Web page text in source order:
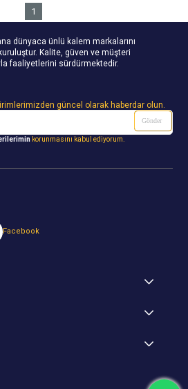
1
dünyaca ünlü kalem markalarını
Kalite, güven ve müşteri
faaliyetlerini sürdürmektedir.
güncel olarak haberdar olun.
Gönder
korunmasını kabul ediyorum.
Facebook